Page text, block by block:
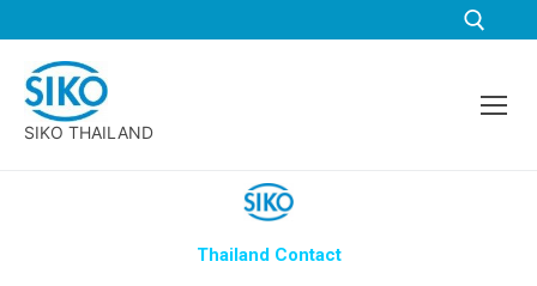
SIKO THAILAND
Thailand Contact